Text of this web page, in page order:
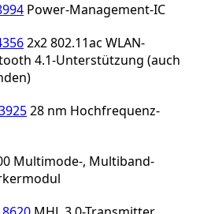
Power-Management-IC
2x2 802.11ac WLAN-
4.1-Unterstützung (auch
28 nm Hochfrequenz-
Multimode-, Multiband-